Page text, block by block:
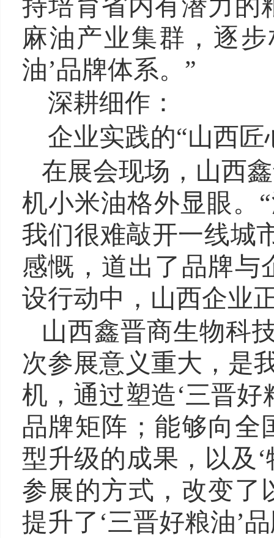
持培育省内有潜力的
麻油产业集群，逐
油’品牌体系。”
深耕细作：
企业实践的“山西匠
在展会现场，山西
机小米油格外显眼。
我们很难敲开一线城
感慨，道出了品牌与
设行动中，山西企业
山西鑫晋商生物科
次参展意义重大，是
机，通过塑造‘三晋
品牌矩阵；能够向全
型升级的成果，以及‘
参展的方式，改变了
提升了‘三晋好粮油’